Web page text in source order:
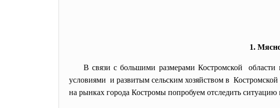
1.
В связи с большими размерами Костромской
условиями и развитым сельским хозяйством в Костромской
на рынках города Костромы попробуем отследить ситуацию